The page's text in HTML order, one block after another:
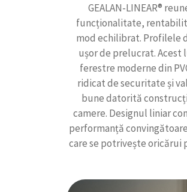
GEALAN-LINEAR®
funcționalitate,
mod echilibrat. Profilele
ușor de prelucrat. Acest
ferestre moderne din
ridicat de securitate și
bune datorită
camere. Designul liniar
performanță
care se potrivește oricărui